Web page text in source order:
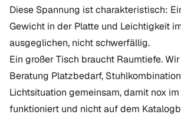
Diese Spannung ist charakteristisch:
Gewicht in der Platte und Leichtigkeit
ausgeglichen, nicht schwerfällig.
Ein großer Tisch braucht Raumtiefe.
Beratung Platzbedarf,
Lichtsituation gemeinsam, damit nox im
funktioniert und nicht auf dem